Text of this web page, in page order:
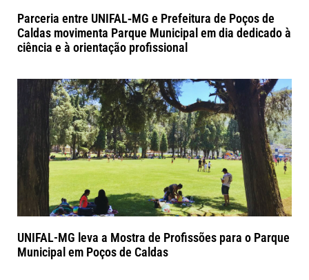
Parceria entre UNIFAL‑MG e Prefeitura de Poços de
Caldas movimenta Parque Municipal em dia dedicado à
ciência e à orientação profissional
UNIFAL-MG leva a Mostra de Profissões para o Parque
Municipal em Poços de Caldas